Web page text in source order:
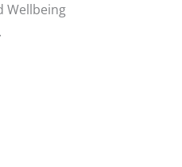
Wellbeing